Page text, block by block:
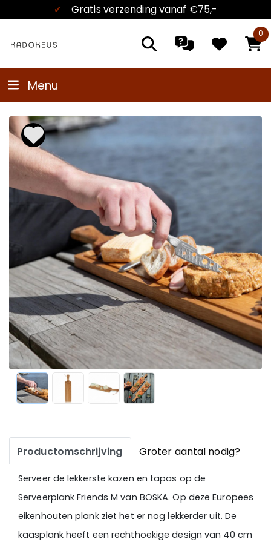
✔ Kadokeus garantie
0
Menu
Productomschrijving Groter aantal nodig?
Serveer de lekkerste kazen en tapas op de
Serveerplank Friends M van BOSKA. Op deze Europees
eikenhouten plank ziet het er nog lekkerder uit. De
kaasplank heeft een rechthoekige design van 40 cm